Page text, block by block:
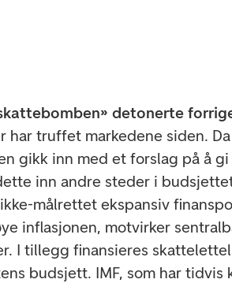
detonerte
har truffet markedene siden.
gikk inn med et forslag på å
inn andre steder i
målrettet ekspansiv
inflasjonen, motvirker
I tillegg finansieres
budsjett. IMF, som har tidvis